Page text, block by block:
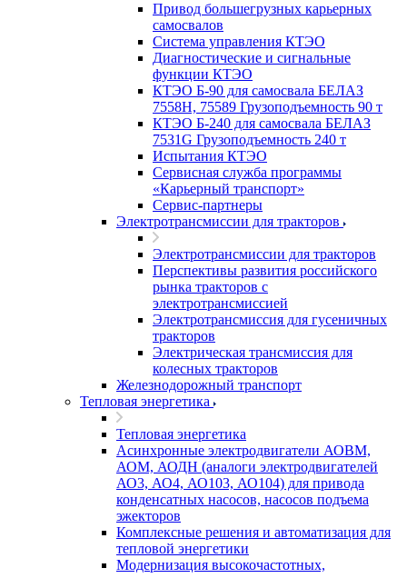
Привод большегрузных карьерных
самосвалов
Система управления КТЭО
Диагностические и сигнальные
функции КТЭО
КТЭО Б-90 для самосвала БЕЛАЗ
7558H, 75589 Грузоподъемность 90 т
КТЭО Б-240 для самосвала БЕЛАЗ
7531G Грузоподъемность 240 т
Испытания КТЭО
Сервисная служба программы
«Карьерный транспорт»
Сервис-партнеры
Электротрансмиссии для тракторов
Электротрансмиссии для тракторов
Перспективы развития российского
рынка тракторов с
электротрансмиссией
Электротрансмиссия для гусеничных
тракторов
Электрическая трансмиссия для
колесных тракторов
Железнодорожный транспорт
Тепловая энергетика
Тепловая энергетика
Асинхронные электродвигатели АОВМ,
АОМ, АОДН (аналоги электродвигателей
АО3, АО4, АО103, АО104) для привода
конденсатных насосов, насосов подъема
эжекторов
Комплексные решения и автоматизация для
тепловой энергетики
Модернизация высокочастотных,